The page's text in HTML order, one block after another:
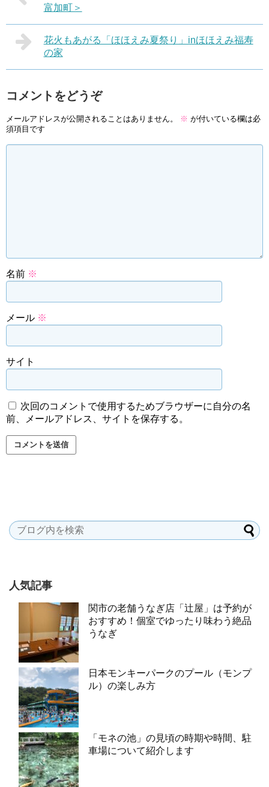
富加町＞
花火もあがる「ほほえみ夏祭り」inほほえみ福寿
の家
コメントをどうぞ
メールアドレスが公開されることはありません。 ※ が付いている欄は必
須項目です
名前 ※
メール ※
サイト
次回のコメントで使用するためブラウザーに自分の名
前、メールアドレス、サイトを保存する。
人気記事
関市の老舗うなぎ店「辻屋」は予約が
おすすめ！個室でゆったり味わう絶品
うなぎ
日本モンキーパークのプール（モンプ
ル）の楽しみ方
「モネの池」の見頃の時期や時間、駐
車場について紹介します